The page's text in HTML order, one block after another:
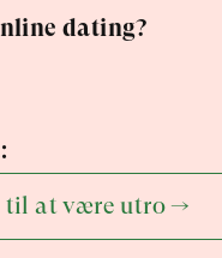
dating?
til at være utro →